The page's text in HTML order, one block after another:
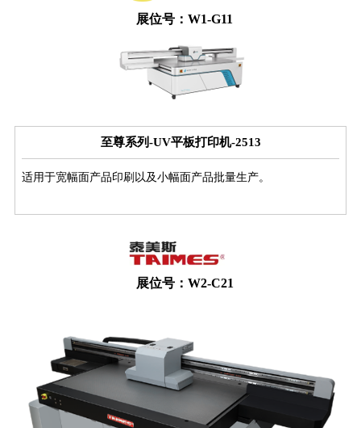
展位号：W1-G11
至尊系列-UV平板打印机-2513
适用于宽幅面产品印刷以及小幅面产品批量生产。
展位号：W2-C21